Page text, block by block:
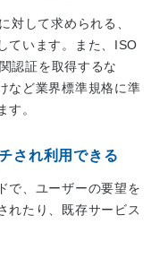
対して求められる、
ています。また、ISO
認証を取得するな
など業界標準規格に準
す。
され利用できる
で、ユーザーの要望を
れたり、既存サービス